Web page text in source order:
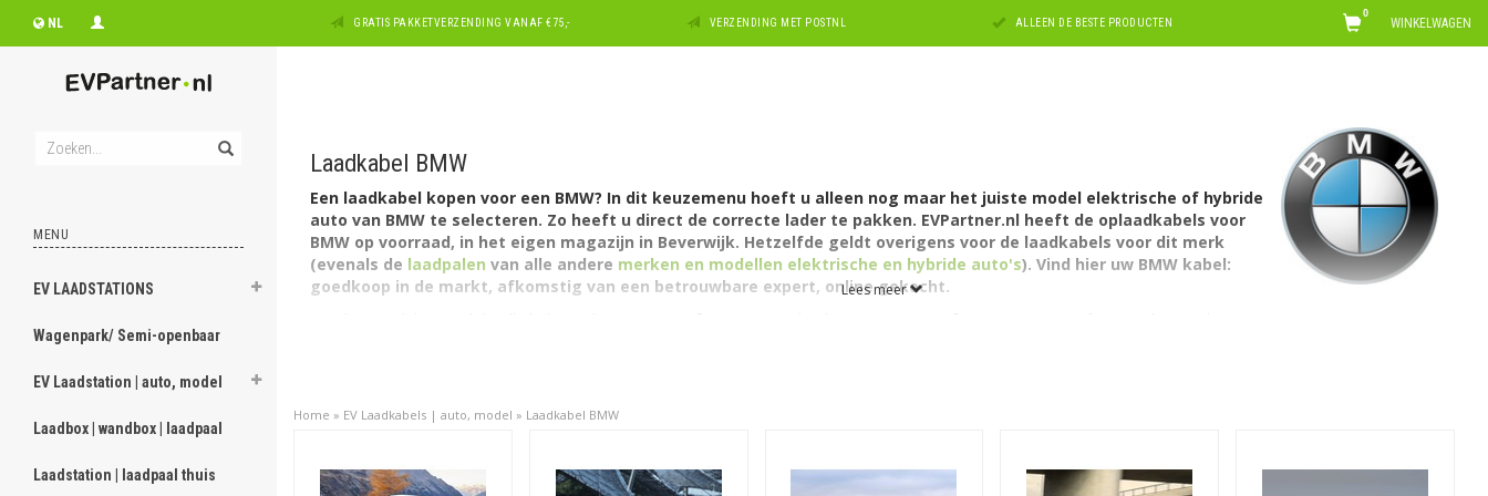
NL GRATIS PAKKETVERZENDING VANAF €75,- VERZENDING MET POSTNL ALLEEN DE BESTE PRODUCTEN WINKELWAGEN
0
MENU
EV LAADSTATIONS
Wagenpark/ Semi-openbaar
EV Laadstation | auto, model
Laadbox | wandbox | laadpaal
Laadstation | laadpaal thuis
Laadkabel BMW
Een laadkabel kopen voor een BMW? In dit keuzemenu hoeft u alleen nog maar het juiste model elektrische of hybride
auto van BMW te selecteren. Zo heeft u direct de correcte lader te pakken. EVPartner.nl heeft de oplaadkabels voor
BMW op voorraad, in het eigen magazijn in Beverwijk. Hetzelfde geldt overigens voor de laadkabels voor dit merk
(evenals de laadpalen van alle andere merken en modellen elektrische en hybride auto's). Vind hier uw BMW kabel:
goedkoop in de markt, afkomstig van een betrouwbare expert, online gekocht.
Laders voor BMW
Lees meer
Home » EV Laadkabels | auto, model » Laadkabel BMW